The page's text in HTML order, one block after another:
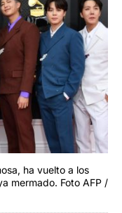
ha vuelto a los
mermado. Foto AFP /